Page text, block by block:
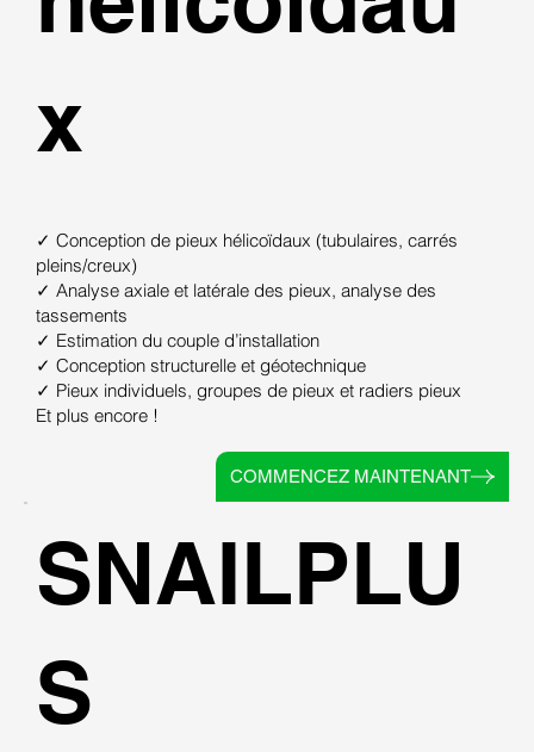
x
✓ Conception de pieux hélicoïdaux (tubulaires, carrés
pleins/creux)
✓ Analyse axiale et latérale des pieux, analyse des
tassements
✓ Estimation du couple d’installation
✓ Conception structurelle et géotechnique
✓ Pieux individuels, groupes de pieux et radiers pieux
Et plus encore !
COMMENCEZ MAINTENANT
SNAILPLU
S